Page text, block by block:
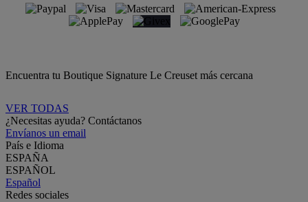
Encuentra tu Boutique Signature Le Creuset más cercana
VER TODAS
¿Necesitas ayuda? Contáctanos
Envíanos un email
País e Idioma
ESPAÑA
ESPAÑOL
Español
Redes sociales